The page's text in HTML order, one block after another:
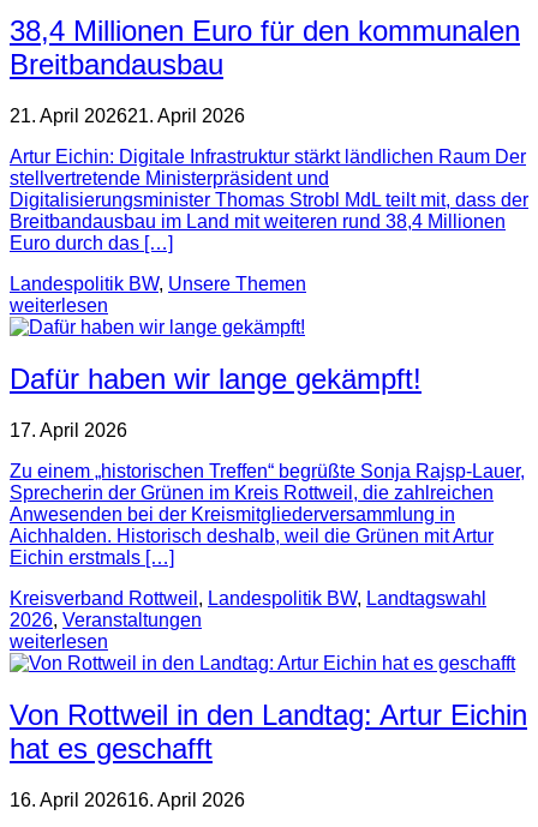
38,4 Millionen Euro für den kommunalen
Breitbandausbau
21. April 202621. April 2026
Artur Eichin: Digitale Infrastruktur stärkt ländlichen Raum Der
stellvertretende Ministerpräsident und
Digitalisierungsminister Thomas Strobl MdL teilt mit, dass der
Breitbandausbau im Land mit weiteren rund 38,4 Millionen
Euro durch das […]
Landespolitik BW, Unsere Themen
weiterlesen
Dafür haben wir lange gekämpft!
17. April 2026
Zu einem „historischen Treffen“ begrüßte Sonja Rajsp-Lauer,
Sprecherin der Grünen im Kreis Rottweil, die zahlreichen
Anwesenden bei der Kreismitgliederversammlung in
Aichhalden. Historisch deshalb, weil die Grünen mit Artur
Eichin erstmals […]
Kreisverband Rottweil , Landespolitik BW, Landtagswahl
2026, Veranstaltungen
weiterlesen
Von Rottweil in den Landtag: Artur Eichin
hat es geschafft
16. April 202616. April 2026